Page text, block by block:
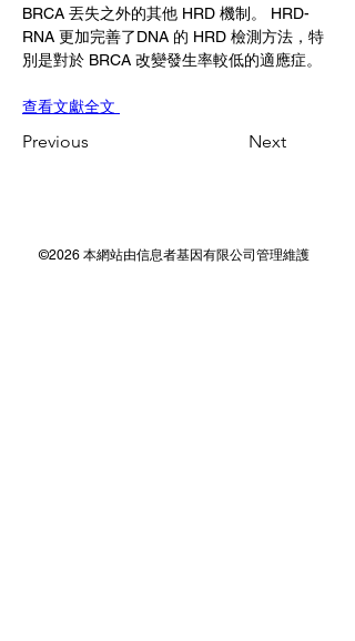
BRCA 丟失之外的其他 HRD 機制。 HRD-
RNA 更加完善了DNA 的 HRD 檢測方法，特
別是對於 BRCA 改變發生率較低的適應症。
查看文獻全文
Previous Next
©2026 本網站由信息者基因有限公司管理維護